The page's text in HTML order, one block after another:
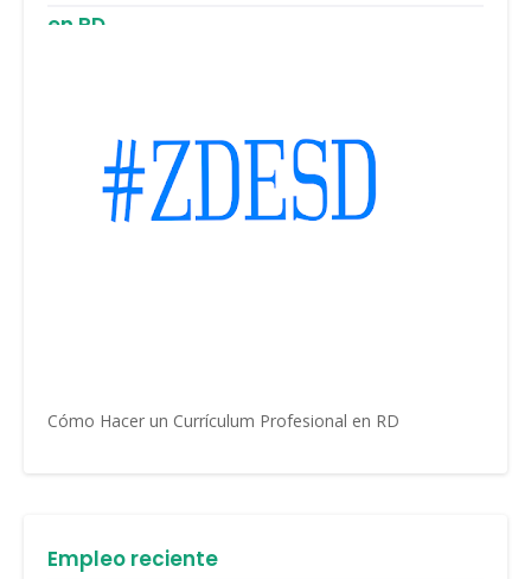
en RD
Cómo Hacer un Currículum Profesional en RD
Empleo reciente